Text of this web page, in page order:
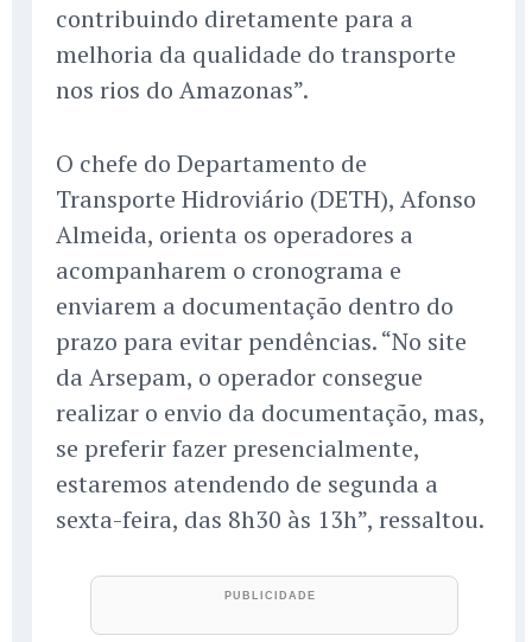
contribuindo diretamente para a
melhoria da qualidade do transporte
nos rios do Amazonas”.
O chefe do Departamento de
Transporte Hidroviário (DETH), Afonso
Almeida, orienta os operadores a
acompanharem o cronograma e
enviarem a documentação dentro do
prazo para evitar pendências. “No site
da Arsepam, o operador consegue
realizar o envio da documentação, mas,
se preferir fazer presencialmente,
estaremos atendendo de segunda a
sexta-feira, das 8h30 às 13h”, ressaltou.